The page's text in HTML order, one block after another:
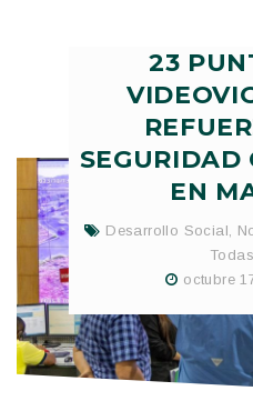
23
EN
Desarrollo Social
Todas
octubre